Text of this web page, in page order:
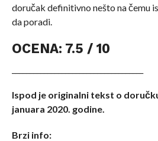
doručak definitivno nešto na čemu
da poradi.
OCENA: 7.5 / 10
Ispod je originalni tekst o
januara 2020. godine.
Brzi info: